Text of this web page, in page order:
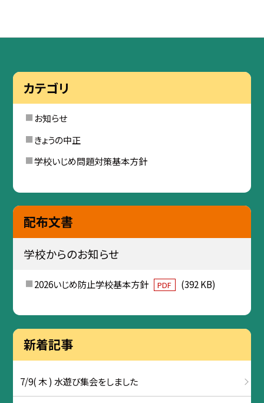
カテゴリ
お知らせ
きょうの中正
学校いじめ問題対策基本方針
配布文書
学校からのお知らせ
2026いじめ防止学校基本方針 PDF (392 KB)
新着記事
7/9( 木 ) 水遊び集会をしました